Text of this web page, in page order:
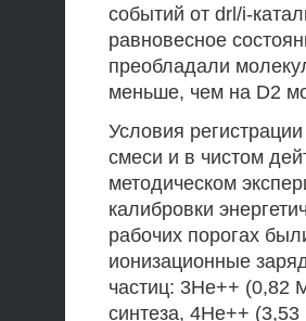
событий от drl/i-
равновесное
преобладали
меньше, чем на D2
Условия
смеси и в чистом
методическом
калибровки
рабочих порогах
ионизационные
частиц: 3Не++ (0,82
синтеза, 4Не++